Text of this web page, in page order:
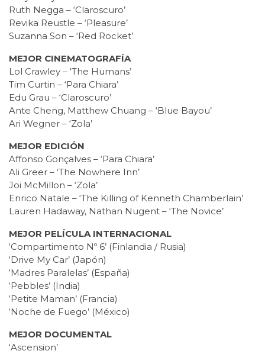
Ruth Negga – ‘Claroscuro’
Revika Reustle – ‘Pleasure’
Suzanna Son – ‘Red Rocket’
MEJOR CINEMATOGRAFÍA
Lol Crawley – ‘The Humans’
Tim Curtin – ‘Para Chiara’
Edu Grau – ‘Claroscuro’
Ante Cheng, Matthew Chuang – ‘Blue Bayou’
Ari Wegner – ‘Zola’
MEJOR EDICIÓN
Affonso Gonçalves – ‘Para Chiara’
Ali Greer – ‘The Nowhere Inn’
Joi McMillon – ‘Zola’
Enrico Natale – ‘The Killing of Kenneth Chamberlain’
Lauren Hadaway, Nathan Nugent – ‘The Novice’
MEJOR PELÍCULA INTERNACIONAL
‘Compartimento Nº 6’ (Finlandia / Rusia)
‘Drive My Car’ (Japón)
‘Madres Paralelas’ (España)
‘Pebbles’ (India)
‘Petite Maman’ (Francia)
‘Noche de Fuego’ (México)
MEJOR DOCUMENTAL
‘Ascension’